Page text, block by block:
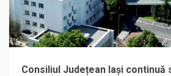
Consiliul Județean Iași continuă